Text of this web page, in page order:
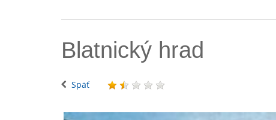
Blatnický hrad
Späť